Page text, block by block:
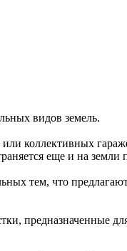
видов земель.
коллективных
еще и на земли
тем, что
предназначенные